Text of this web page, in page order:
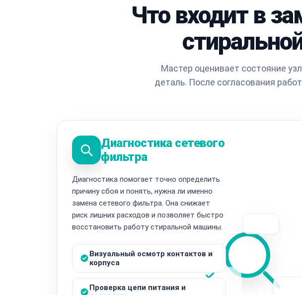
Что входит в
Мастер оценивает состояние
деталь. После согласования
Диагностика сетевого
фильтра
Диагностика помогает точно определить
причину сбоя и понять, нужна ли именно
замена сетевого фильтра. Она снижает
риск лишних расходов и позволяет быстро
восстановить работу стиральной машины.
Визуальный осмотр контактов и
корпуса
Проверка цепи питания и